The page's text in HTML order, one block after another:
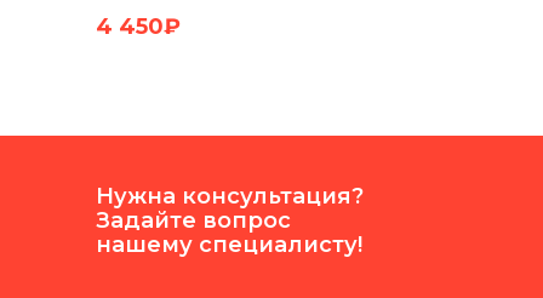
4 450₽
Нужна консультация?
Задайте вопрос
нашему специалисту!